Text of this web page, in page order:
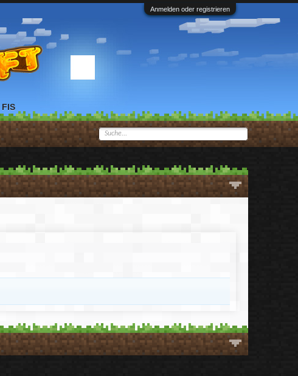
Anmelden oder registrieren
FIS